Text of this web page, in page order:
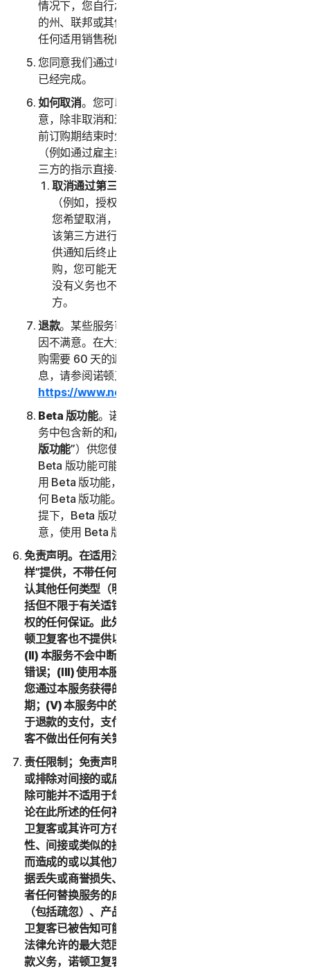
情况下，您自行承担可能与您购买服务相关的任何适用
的州、联邦或其他税费。我们还保留收取您购买服务的
任何适用销售税的权利。
您同意我们通过电子邮件向您发送确认单时，您的交易
已经完成。
如何取消。您可以随时取消或终止您的订购，但请注
意，除非取消和退款政策中另有规定，此类取消将在当
前订购期结束时生效。如果您是通过第三方购买服务
（例如通过雇主或其他第三方注册），则必须按照该第
三方的指示直接与该第三方终止服务。
取消通过第三方进行的订购。
（例如，授权经销商或您的雇主）购买订购，并且
您希望取消，则您必须按照该第三方的指示直接与
该第三方进行终止。我们只会在该第三方向我们提
供通知后终止您的订购。如果您是通过第三方订
购，您可能无权获得我们对任何费用的退款；我们
没有义务也不会将您支付的任何费用退还给第三
方。
退款。某些服务可能会提供退款保证，以防您因任何原
因不满意。在大多数情况下，直接向我们购买的年度订
购需要 60 天的退款期限。有关获得服务退款的详细信
息，请参阅诺顿卫复客的取消和退款政策 (
https://www.norton.com/return-policy
Beta 版功能。诺顿卫复客可能会经自行决定不时在服
务中包含新的和/或更新的 Beta 版功能（以下称“
版功能”）供您使用，并且允许您提供反馈。您使用
Beta 版功能可能需要付费。您了解并同意，您自愿使
用 Beta 版功能，并且诺顿卫复客没有义务向您提供任
何 Beta 版功能。在不限制本 LSA 的任何其他规定的前
提下，Beta 版功能按“原样”提供，并且您确认并同
意，使用 Beta 版功能的一切风险由您自行承担。
免责声明。在适用法律允许的最大范围内，(1) 服务按“原
样”提供，不带任何形式的保证，且 (2) 诺顿卫复客明确否
认其他任何类型（明示或暗示）的表述、条件和保证，包
括但不限于有关适销性、特定用途适用性或不侵犯知识产
权的任何保证。此外，在适用法律允许的最大范围内，诺
顿卫复客也不提供以下保证：(I) 本服务满足您的要求；
(II) 本服务不会中断，且具有时效性、安全性，并且没有
错误；(III) 使用本服务可能获得的结果准确或可靠；(IV)
您通过本服务获得的任何服务或信息的质量均符合您的预
期；(V) 本服务中的所有错误均可得到更正；或者 (VI) 对
于退款的支付，支付时间符合您的预期。另外，诺顿卫复
客不做出任何有关第三方产品的声明或保证。
责任限制；免责声明。有些国家和地区的法律不允许限制
或排除对间接的或后果性损害的责任，因此下述限制或排
除可能并不适用于您。在适用法律允许的最大范围内，不
论在此所述的任何补偿措施是否能达到其根本目的，诺顿
卫复客或其许可方在任何情况下都不对任何特殊、后果
性、间接或类似的损害负责，包括因使用或无法使用服务
而造成的或以其他方式与本 LSA 相关的任何利润损失、数
据丢失或商誉损失、服务中断、计算机损坏或系统故障或
者任何替换服务的成本，无论是基于担保、合同、侵权
（包括疏忽）、产品责任或任何其他法律理论，即使诺顿
卫复客已被告知可能发生此类损害赔偿亦是如此。在适用
法律允许的最大范围内，如果您对诺顿卫复客没有任何付
款义务，诺顿卫复客或其许可方对由于使用或无法使用服